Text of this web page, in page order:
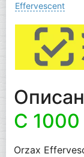
Effervescent
C
Orzax